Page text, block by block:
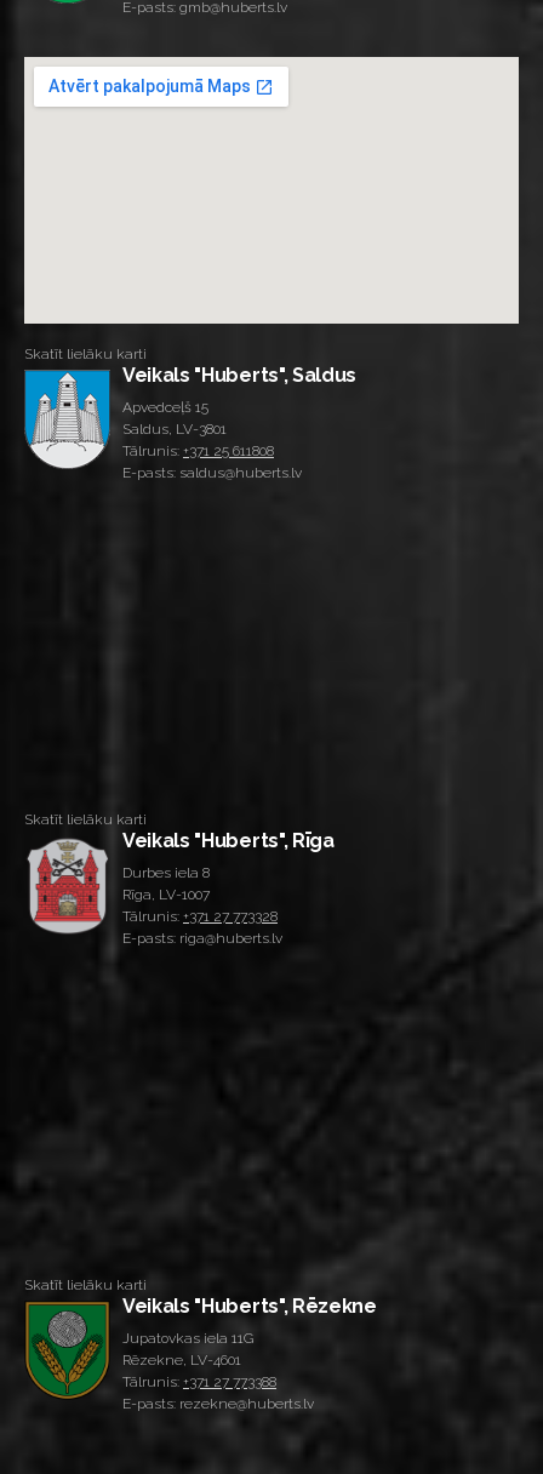
E-pasts: gmb@huberts.lv
Skatīt lielāku karti
Veikals "Huberts", Saldus
Apvedceļš 15
Saldus, LV-3801
Tālrunis: +371 25 611808
E-pasts: saldus@huberts.lv
Skatīt lielāku karti
Veikals "Huberts", Rīga
Durbes iela 8
Rīga, LV-1007
Tālrunis: +371 27 773328
E-pasts: riga@huberts.lv
Skatīt lielāku karti
Veikals "Huberts", Rēzekne
Jupatovkas iela 11G
Rēzekne, LV-4601
Tālrunis: +371 27 773388
E-pasts: rezekne@huberts.lv